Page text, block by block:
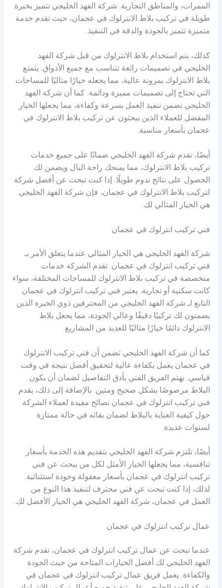
الممرات، والمناطق التجارية. شركة الفهد الخليجي تتميز بخبرة
طويلة في تركيب بلاط الانترلوك في عجمان، حيث تقدم خدمة
متميزة تتميز بالجودة والدقة في التنفيذ.
كذلك، يتم استخدام بلاط الانترلوك من قبل شركة الفهد
الخليجي في تصميمات رائعة تتناسب مع جميع الأذواق. يتمتع
بلاط الانترلوك بمرونة عالية، مما يجعله خيارًا مثاليًا للمساحات
التي تحتاج إلى تصميمات مميزة ودائمة. كما أن شركة الفهد
الخليجي تضمن تنفيذ العمل بسرعة وكفاءة، مما يجعلها الخيار
المفضل للعملاء الذين يبحثون عن تركيب بلاط الانترلوك في
عجمان بأسعار مناسبة.
أيضًا، تقدم شركة الفهد الخليجي ضمانًا على جميع خدمات
تركيب بلاط الانترلوك، مما يمنحك راحة البال ويضمن لك
الحصول على نتائج تدوم طويلًا. إذا كنت تبحث عن أفضل شركة
لتركيب بلاط الانترلوك في عجمان، فإن شركة الفهد الخليجي
هي الخيار المثالي لك.
فني تركيب انترلوك في عجمان
شركة الفهد الخليجي هي الخيار المثالي عندما يتعلق الأمر بـ
فني تركيب انترلوك في عجمان. تقدم الشركة خدمات
متخصصة في تركيب بلاط الانترلوك للمساحات المختلفة، سواء
كانت سكنية أو تجارية. يعتبر فني تركيب انترلوك في عجمان
التابع لـ شركة الفهد الخليجي من المحترفين ذوي الخبرة الذين
يضمنون لك تركيبًا دقيقًا وعالي الجودة، مما يجعل بلاط
الانترلوك دائمًا خيارًا مثاليًا للعديد من المشاريع.
كما أن شركة الفهد الخليجي تضمن أن فني تركيب الانترلوك
في عجمان يعمل بكفاءة عالية لتحقيق أفضل نتيجة في وقت
قياسي. يهتم الفريق الفني بأدق التفاصيل لضمان أن يكون
البلاط مرصوصًا بشكل صحيح ومتين. بالإضافة إلى ذلك، يقدم
فني تركيب انترلوك في عجمان نصائح مفيدة لعملاء الشركة
حول كيفية العناية بالبلاط لضمان بقائه في حالة ممتازة
لسنوات عديدة.
أيضًا، تلتزم شركة الفهد الخليجي بتقديم هذه الخدمة بأسعار
تنافسية، مما يجعلها الخيار الأمثل لكل من يبحث عن فني
تركيب انترلوك في عجمان بأسعار معقولة وجودة استثنائية.
لذلك، إذا كنت تبحث عن فني محترف لتنفيذ هذا النوع من
العمل في عجمان، شركة الفهد الخليجي هي الخيار الأفضل لك.
عمال تركيب انترلوك في عجمان
عندما تبحث عن عمال تركيب انترلوك في عجمان، تقدم شركة
الفهد الخليجي لك أفضل الخيارات المتاحة من حيث الجودة
والكفاءة. يعمل فريق عمال تركيب انترلوك في عجمان في